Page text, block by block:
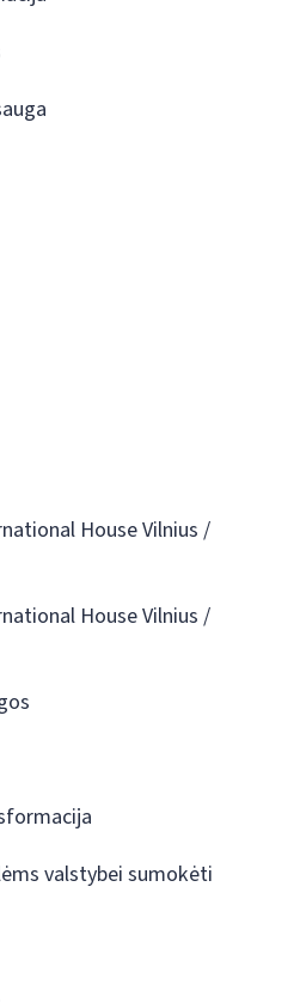
House Vilnius /
House Vilnius /
valstybei sumokėti